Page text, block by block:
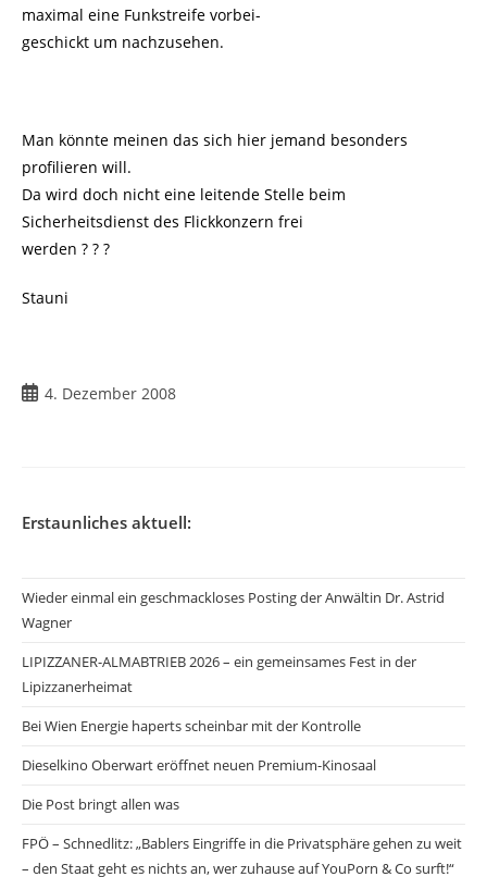
maximal eine Funkstreife vorbei-
geschickt um nachzusehen.
Man könnte meinen das sich hier jemand besonders
profilieren will.
Da wird doch nicht eine leitende Stelle beim
Sicherheitsdienst des Flickkonzern frei
werden ? ? ?
Stauni
Beitrag
4. Dezember 2008
Erstaunliches aktuell:
Wieder einmal ein geschmackloses Posting der Anwältin Dr. Astrid
Wagner
LIPIZZANER-ALMABTRIEB 2026 – ein gemeinsames Fest in der
Lipizzanerheimat
Bei Wien Energie haperts scheinbar mit der Kontrolle
Dieselkino Oberwart eröffnet neuen Premium-Kinosaal
Die Post bringt allen was
FPÖ – Schnedlitz: „Bablers Eingriffe in die Privatsphäre gehen zu weit
– den Staat geht es nichts an, wer zuhause auf YouPorn & Co surft!“